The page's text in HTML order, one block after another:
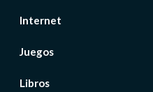
Internet
Juegos
Libros